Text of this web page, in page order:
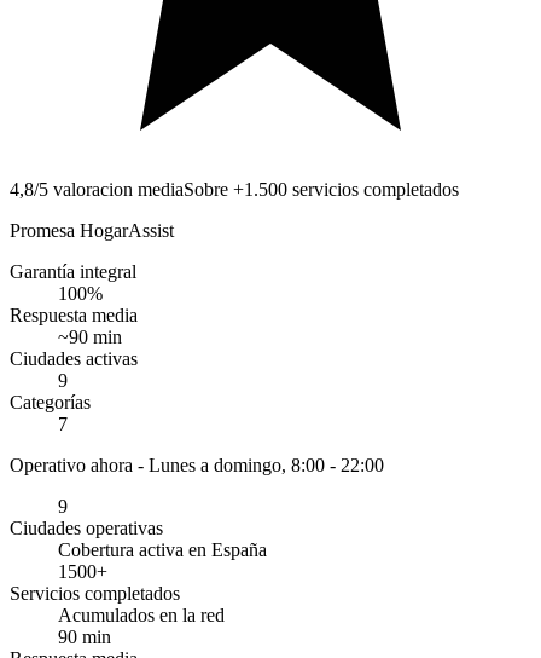
4,8/5 valoracion mediaSobre +1.500 servicios completados
Promesa HogarAssist
Garantía integral
100%
Respuesta media
~90 min
Ciudades activas
9
Categorías
7
Operativo ahora - Lunes a domingo, 8:00 - 22:00
9
Ciudades operativas
Cobertura activa en España
1500+
Servicios completados
Acumulados en la red
90 min